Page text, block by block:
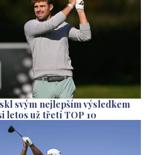
svým nejlepším výsledkem
letos už třetí TOP 10